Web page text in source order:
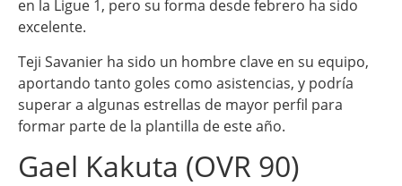
en la Ligue 1, pero su forma desde febrero ha sido
excelente.
Teji Savanier ha sido un hombre clave en su equipo,
aportando tanto goles como asistencias, y podría
superar a algunas estrellas de mayor perfil para
formar parte de la plantilla de este año.
Gael Kakuta (OVR 90)